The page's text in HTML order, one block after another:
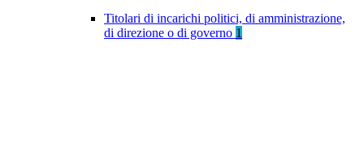
Titolari di incarichi politici, di amministrazione,
di direzione o di governo 1